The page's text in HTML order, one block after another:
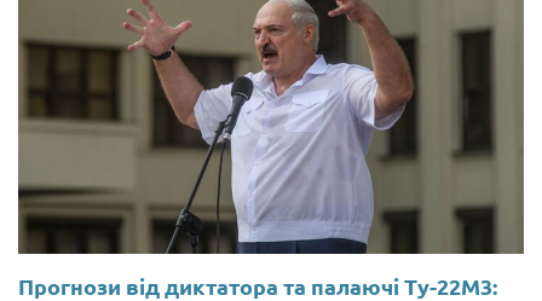
Прогнози від диктатора та палаючі Ту-22М3: